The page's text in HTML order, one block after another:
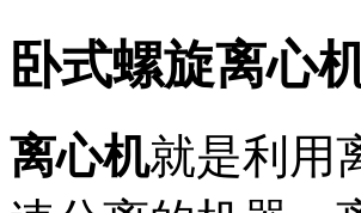
卧式螺旋离心
离心机就是利用